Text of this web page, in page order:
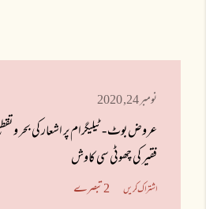
نومبر 24, 2020
عروض بوٹ - ٹیلیگرام پر اشعار کی بحر و
فقیر کی چھوٹی سی کاوش
اشتراک کریں 2 تبصرے